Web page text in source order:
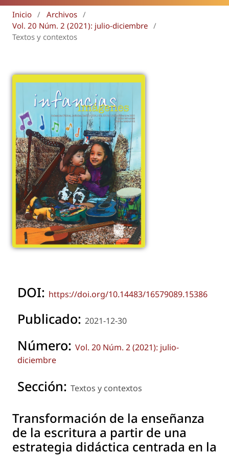
Inicio / Archivos /
Vol. 20 Núm. 2 (2021): julio-diciembre /
Textos y contextos
DOI: https://doi.org/10.14483/16579089.15386
Publicado: 2021-12-30
Número: Vol. 20 Núm. 2 (2021): julio-
diciembre
Sección: Textos y contextos
Transformación de la enseñanza
de la escritura a partir de una
estrategia didáctica centrada en la